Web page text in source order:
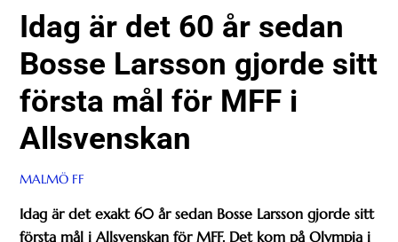
Idag är det 60 år sedan
Bosse Larsson gjorde sitt
första mål för MFF i
Allsvenskan
MALMÖ FF
Idag är det exakt 60 år sedan Bosse Larsson gjorde sitt
första mål i Allsvenskan för MFF. Det kom på Olympia i